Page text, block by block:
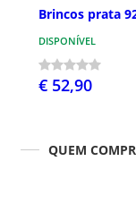
Brincos prata
DISPONÍVEL
€ 52,90
QUEM